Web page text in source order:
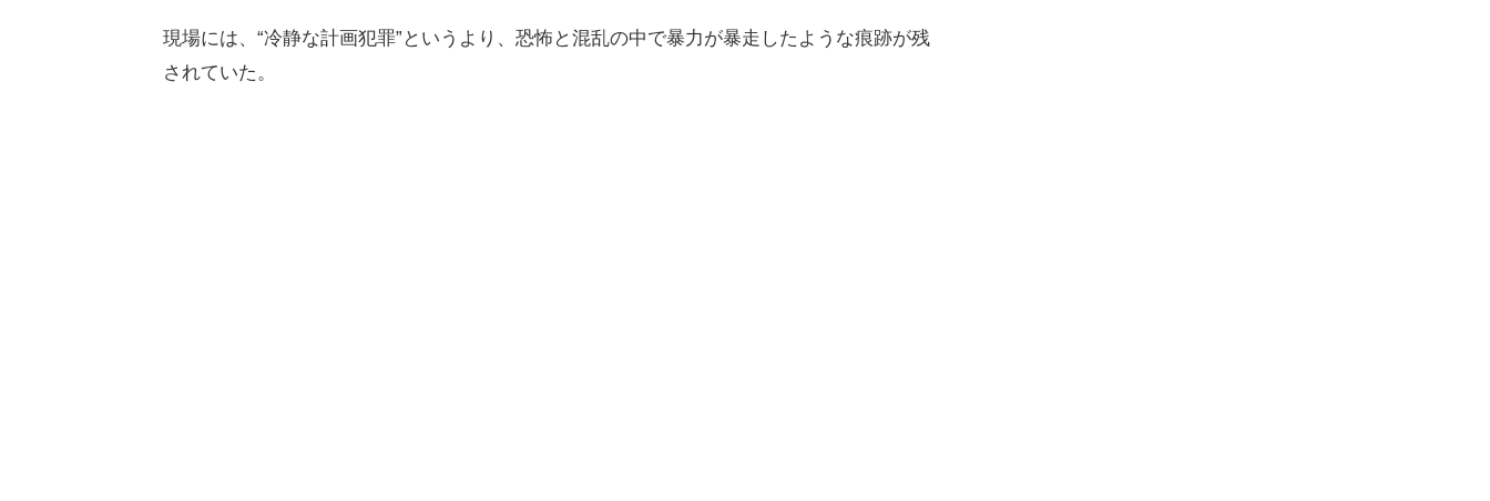
現場には、“冷静な計画犯罪”というより、恐怖と混乱の中で暴力が暴走したような痕跡が残
されていた。